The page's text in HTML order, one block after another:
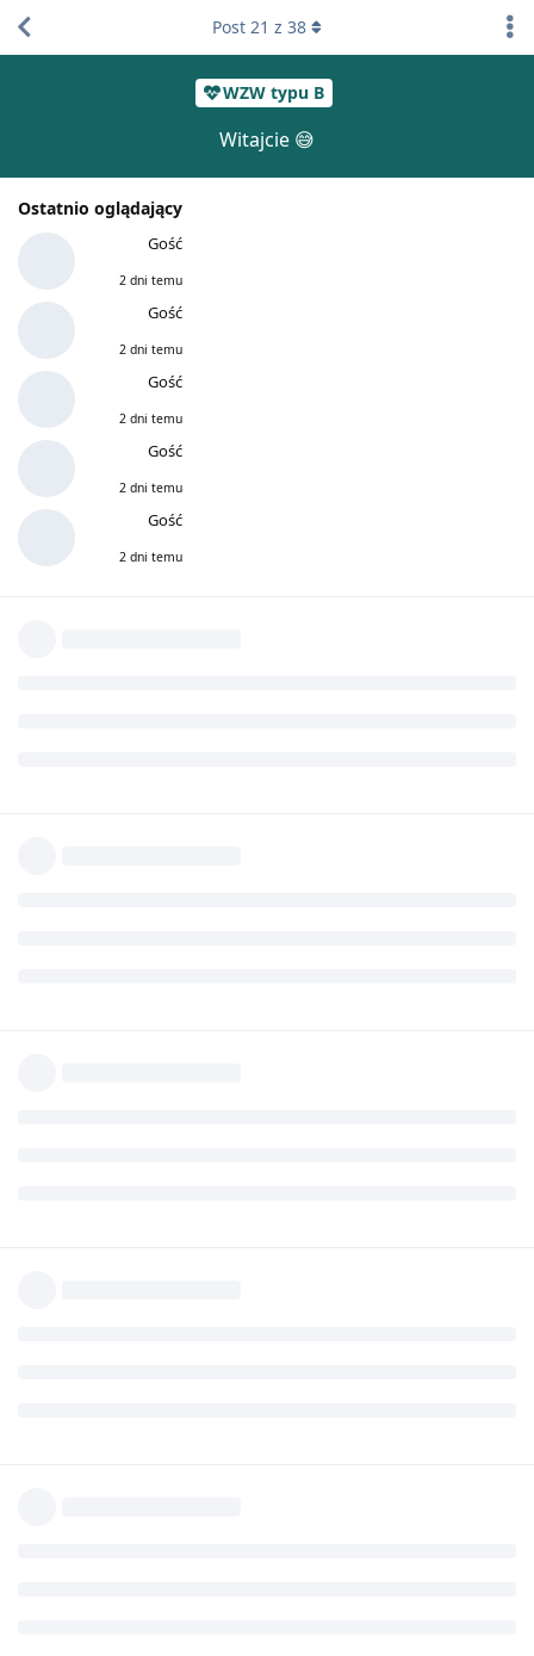
WZW typu B
Witajcie 😅
Ostatnio oglądający
Gość
2 dni temu
Gość
2 dni temu
Gość
2 dni temu
Gość
2 dni temu
Gość
2 dni temu
Post 21 z 38